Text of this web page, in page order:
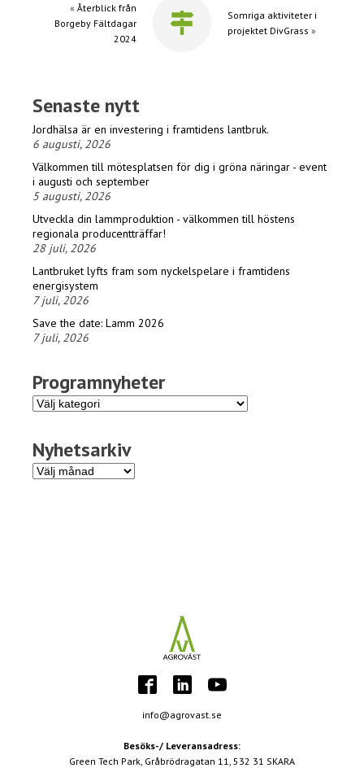
« Återblick från
Borgeby Fältdagar
2024
Somriga aktiviteter i
projektet DivGrass »
Senaste nytt
Jordhälsa är en investering i framtidens lantbruk.
6 augusti, 2026
Välkommen till mötesplatsen för dig i gröna näringar - event
i augusti och september
5 augusti, 2026
Utveckla din lammproduktion - välkommen till höstens
regionala producentträffar!
28 juli, 2026
Lantbruket lyfts fram som nyckelspelare i framtidens
energisystem
7 juli, 2026
Save the date: Lamm 2026
7 juli, 2026
Programnyheter
Programnyheter
Nyhetsarkiv
Nyhetsarkiv
info@agrovast.se
Besöks-/ Leveransadress:
Green Tech Park, Gråbrödragatan 11, 532 31 SKARA